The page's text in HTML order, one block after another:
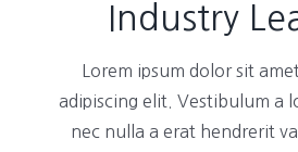
Industry
Lorem ipsum dolor sit
adipiscing elit. Vestibulum a
nec nulla a erat hendrerit